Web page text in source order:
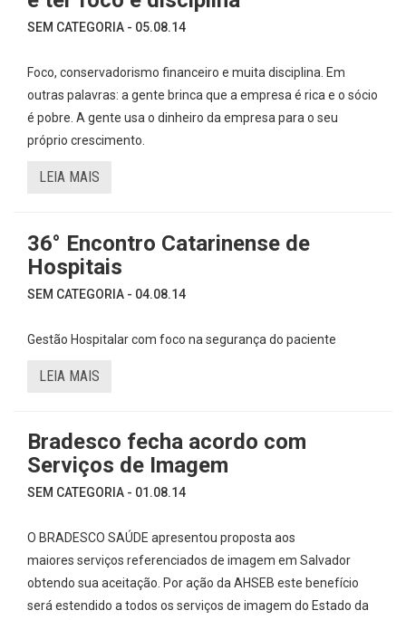
SEM CATEGORIA - 05.08.14
Foco, conservadorismo financeiro e muita disciplina. Em
outras palavras: a gente brinca que a empresa é rica e o sócio
é pobre. A gente usa o dinheiro da empresa para o seu
próprio crescimento.
LEIA MAIS
36° Encontro Catarinense de
Hospitais
SEM CATEGORIA - 04.08.14
Gestão Hospitalar com foco na segurança do paciente
LEIA MAIS
Bradesco fecha acordo com
Serviços de Imagem
SEM CATEGORIA - 01.08.14
O BRADESCO SAÚDE apresentou proposta aos
maiores serviços referenciados de imagem em Salvador
obtendo sua aceitação. Por ação da AHSEB este benefício
será estendido a todos os serviços de imagem do Estado da